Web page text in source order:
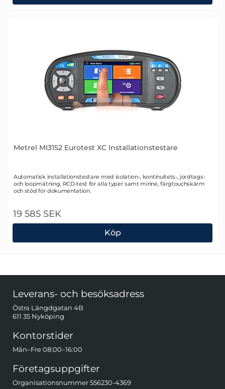
Fluke 1662 Installationstestare
Metrel MI3152 Eurotest XC Installationstestare
Art. nr 1851
Automatisk installationstestare med isolation-, kontinuitets-, jordtags-
och loopmätning, RCD-test för alla typer samt minne, färgtouchskärm
och stöd för dokumentation.
19 585 SEK
Köp
Metrel MI3152 Eurotest XC Installationstestare
Leverans- och besöksadress
Östra Längdgatan 4B
611 35 Nyköping
Kontorstider
Mån–Fre 08:00–16:00
Företagsuppgifter
Organisationsnummer 556230-4369